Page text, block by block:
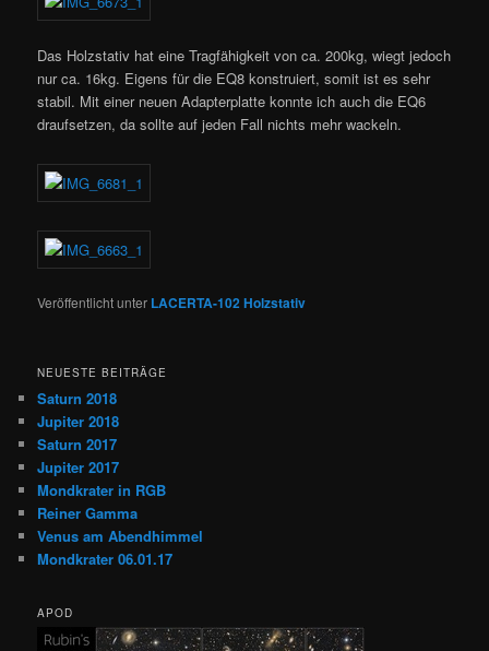
Das Holzstativ hat eine Tragfähigkeit von ca. 200kg, wiegt jedoch
nur ca. 16kg. Eigens für die EQ8 konstruiert, somit ist es sehr
stabil. Mit einer neuen Adapterplatte konnte ich auch die EQ6
draufsetzen, da sollte auf jeden Fall nichts mehr wackeln.
Veröffentlicht unter LACERTA-102 Holzstativ
NEUESTE BEITRÄGE
Saturn 2018
Jupiter 2018
Saturn 2017
Jupiter 2017
Mondkrater in RGB
Reiner Gamma
Venus am Abendhimmel
Mondkrater 06.01.17
APOD